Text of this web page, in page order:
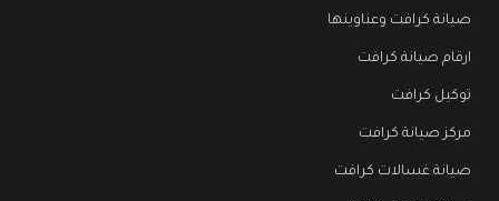
صيانة كرافت وعناوينها
ارقام صيانة كرافت
توكيل كرافت
مركز صيانة كرافت
صيانة غسالات كرافت